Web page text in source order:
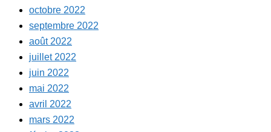
octobre 2022
septembre 2022
août 2022
juillet 2022
juin 2022
mai 2022
avril 2022
mars 2022